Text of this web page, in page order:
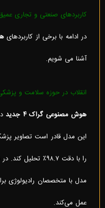
کاربردهای صنعتی و تجاری
در ادامه با برخی از کاربردهای
آشنا می شویم.
انقلاب در حوزه سلامت و
هوش مصنوعی گراک ۴ جدید
را با دقت ۹۸.۷٪
مدل با متخصصان رادیولوژی
عمل می‌کند.